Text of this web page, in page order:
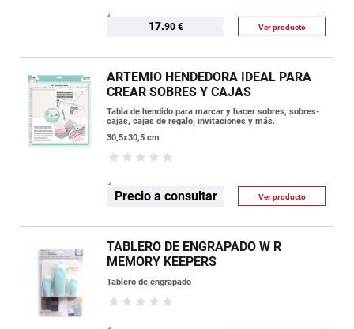
17.90 € Ver producto
ARTEMIO HENDEDORA IDEAL PARA
CREAR SOBRES Y CAJAS
Tabla de hendido para marcar y hacer sobres, sobres-
cajas, cajas de regalo, invitaciones y más.
30,5x30,5 cm
Precio a consultar Ver producto
TABLERO DE ENGRAPADO W R
MEMORY KEEPERS
Tablero de engrapado